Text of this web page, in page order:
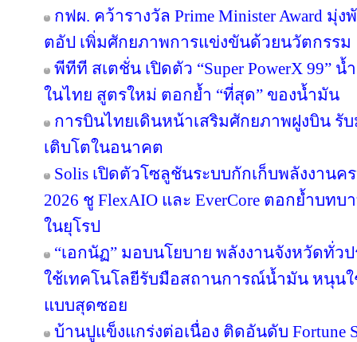
กฟผ. คว้ารางวัล Prime Minister Award มุ่
ตอัป เพิ่มศักยภาพการแข่งขันด้วยนวัตกรรม
พีทีที สเตชั่น เปิดตัว “Super PowerX 99”
ในไทย สูตรใหม่ ตอกย้ำ “ที่สุด” ของน้ำมัน
การบินไทยเดินหน้าเสริมศักยภาพฝูงบิน รับ
เติบโตในอนาคต
Solis เปิดตัวโซลูชันระบบกักเก็บพลังงานคร
2026 ชู FlexAIO และ EverCore ตอกย้ำบท
ในยุโรป
“เอกนัฏ” มอบนโยบาย พลังงานจังหวัดทั่
ใช้เทคโนโลยีรับมือสถานการณ์น้ำมัน หนุนใ
แบบสุดซอย
บ้านปูแข็งแกร่งต่อเนื่อง ติดอันดับ Fortune